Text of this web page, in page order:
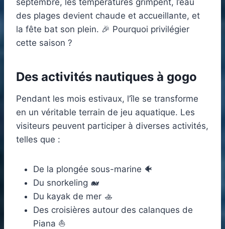
des plages devient chaude et accueillante, et
la fête bat son plein. 🎉 Pourquoi privilégier
cette saison ?
Des activités nautiques à gogo
Pendant les mois estivaux, l’île se transforme
en un véritable terrain de jeu aquatique. Les
visiteurs peuvent participer à diverses activités,
telles que :
De la plongée sous-marine 🐠
Du snorkeling 🐋
Du kayak de mer 🚣
Des croisières autour des calanques de
Piana ⛵